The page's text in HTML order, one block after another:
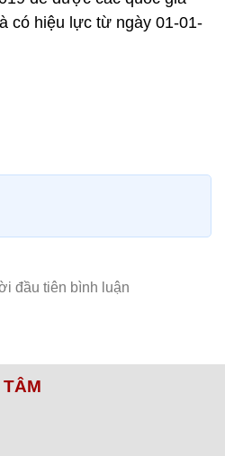
có hiệu lực từ ngày 01-01-